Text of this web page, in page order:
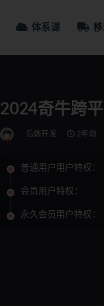
体系课
2024奇牛跨
后端开发 2年前
普通用户用户特权：
会员用户特权：
永久会员用户特权：